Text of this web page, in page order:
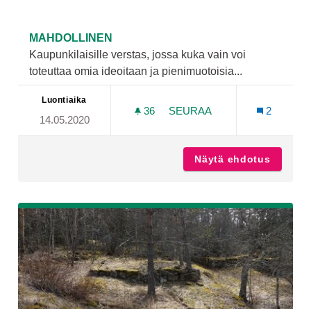
MAHDOLLINEN
Kaupunkilaisille verstas, jossa kuka vain voi
toteuttaa omia ideoitaan ja pienimuotoisia...
Luontiaika
14.05.2020
36 36 SEURAAJAA
SEURAA
2
Näytä ehdotus